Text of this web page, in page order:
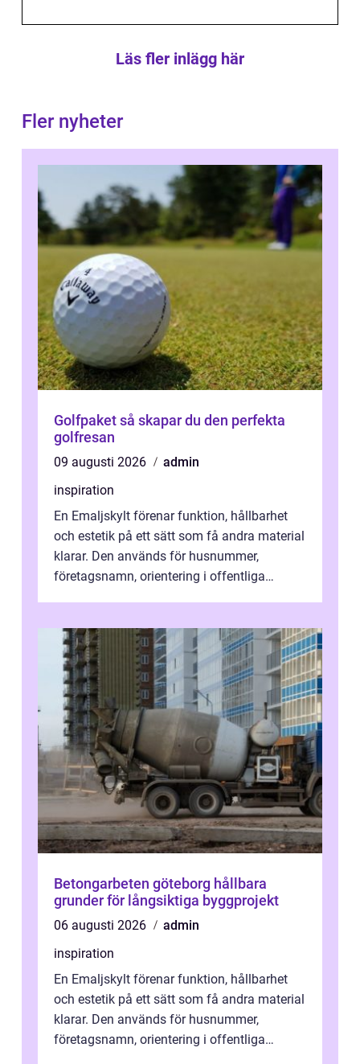
Läs fler inlägg här
Fler nyheter
Golfpaket så skapar du den perfekta
golfresan
09 augusti 2026
admin
inspiration
En Emaljskylt förenar funktion, hållbarhet
och estetik på ett sätt som få andra material
klarar. Den används för husnummer,
företagsnamn, orientering i offentliga
Betongarbeten göteborg hållbara
grunder för långsiktiga byggprojekt
06 augusti 2026
admin
inspiration
En Emaljskylt förenar funktion, hållbarhet
och estetik på ett sätt som få andra material
klarar. Den används för husnummer,
företagsnamn, orientering i offentliga